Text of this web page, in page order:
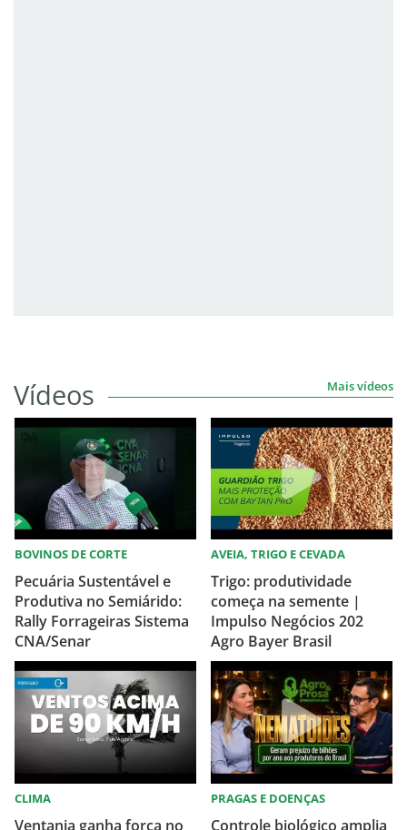
Vídeos Mais vídeos
BOVINOS DE CORTE
Pecuária Sustentável e
Produtiva no Semiárido:
Rally Forrageiras Sistema
CNA/Senar
AVEIA, TRIGO E CEVADA
Trigo: produtividade
começa na semente |
Impulso Negócios 202
Agro Bayer Brasil
CLIMA
Ventania ganha força no
PRAGAS E DOENÇAS
Controle biológico amplia